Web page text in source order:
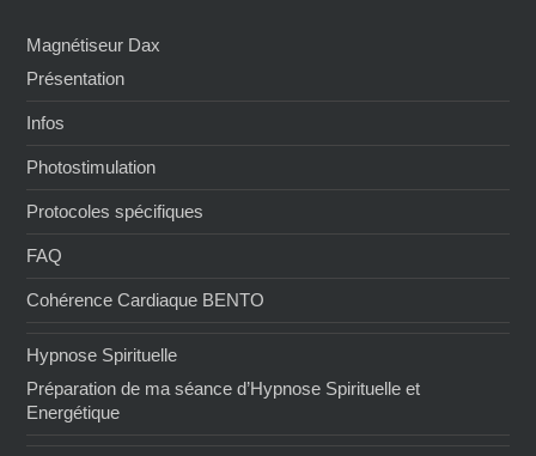
Magnétiseur Dax
Présentation
Infos
Photostimulation
Protocoles spécifiques
FAQ
Cohérence Cardiaque BENTO
Hypnose Spirituelle
Préparation de ma séance d’Hypnose Spirituelle et
Energétique